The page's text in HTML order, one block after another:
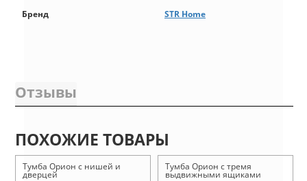
Бренд STR Home
Отзывы
ПОХОЖИЕ ТОВАРЫ
Тумба Орион с нишей и
дверцей
Тумба Орион с тремя
выдвижными ящиками